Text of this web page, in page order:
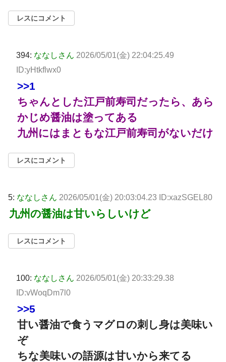
レスにコメント
394: ななしさん 2026/05/01(金) 22:04:25.49
ID:yHtkflwx0
>>1
ちゃんとした江戸前寿司だったら、あら
かじめ醤油は塗ってある
九州にはまともな江戸前寿司がないだけ
レスにコメント
5: ななしさん 2026/05/01(金) 20:03:04.23 ID:xazSGEL80
九州の醤油は甘いらしいけど
レスにコメント
100: ななしさん 2026/05/01(金) 20:33:29.38
ID:vWoqDm7l0
>>5
甘い醤油で食うマグロの刺し身は美味い
ぞ
ちな美味いの語源は甘いから来てる